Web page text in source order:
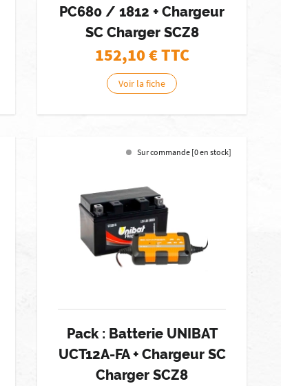
PC680 / 1812 + Chargeur
SC Charger SCZ8
152,10€ TTC
Voir la fiche
Sur commande [0 en stock]
Pack : Batterie UNIBAT
UCT12A-FA + Chargeur SC
Charger SCZ8